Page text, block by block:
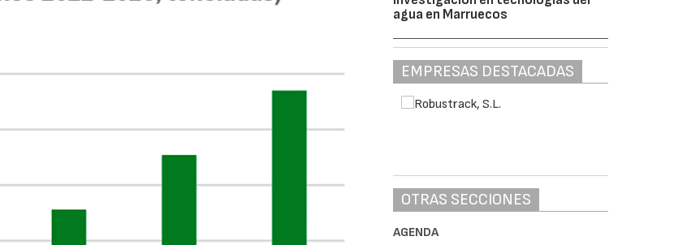
agua en Marruecos
EMPRESAS DESTACADAS
OTRAS SECCIONES
AGENDA